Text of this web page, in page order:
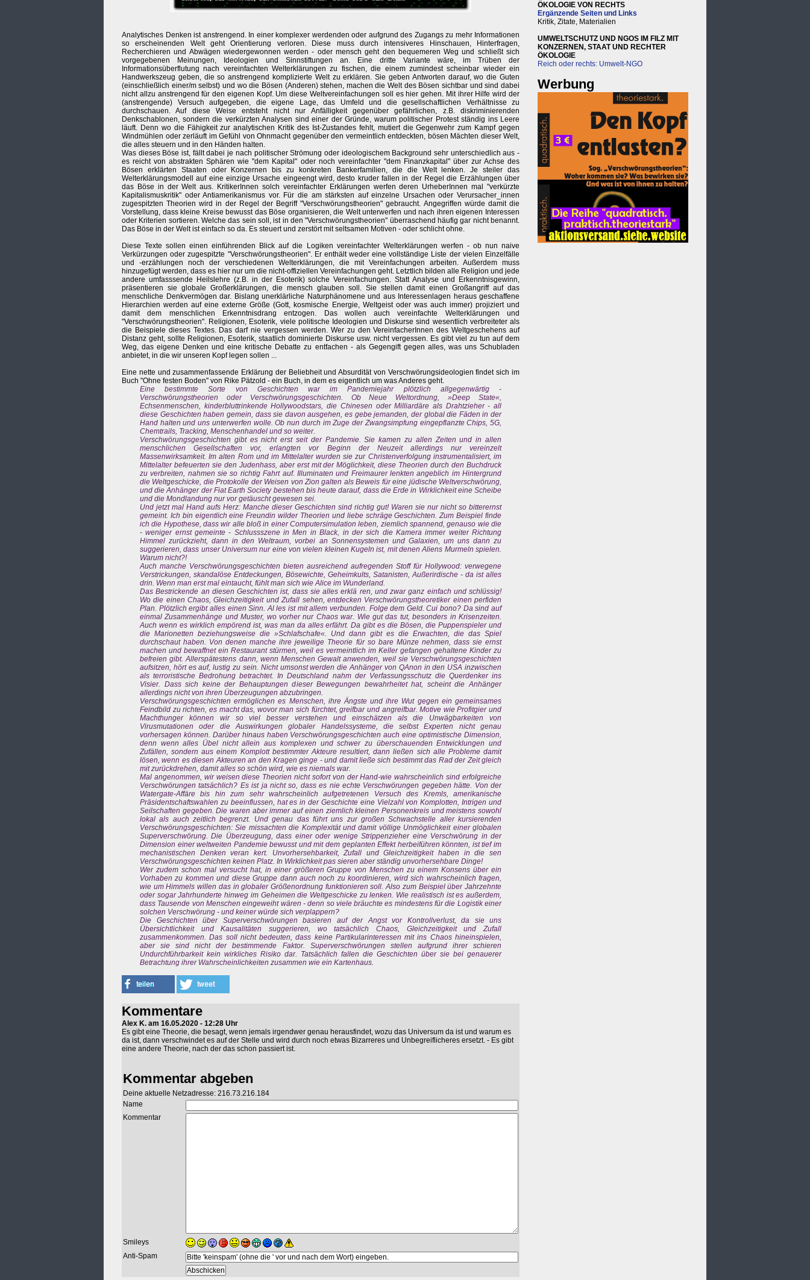
Analytisches Denken ist anstrengend. In einer komplexer werdenden oder aufgrund des Zugangs zu mehr Informationen
so erscheinenden Welt geht Orientierung verloren. Diese muss durch intensiveres Hinschauen, Hinterfragen,
Recherchieren und Abwägen wiedergewonnen werden - oder mensch geht den bequemeren Weg und schließt sich
vorgegebenen Meinungen, Ideologien und Sinnstiftungen an. Eine dritte Variante wäre, im Trüben der
Informationsüberflutung nach vereinfachten Welterklärungen zu fischen, die einem zumindest scheinbar wieder ein
Handwerkszeug geben, die so anstrengend komplizierte Welt zu erklären. Sie geben Antworten darauf, wo die Guten
(einschließlich einer/m selbst) und wo die Bösen (Anderen) stehen, machen die Welt des Bösen sichtbar und sind dabei
nicht allzu anstrengend für den eigenen Kopf. Um diese Weltvereinfachungen soll es hier gehen. Mit ihrer Hilfe wird der
(anstrengende) Versuch aufgegeben, die eigene Lage, das Umfeld und die gesellschaftlichen Verhältnisse zu
durchschauen. Auf diese Weise entsteht nicht nur Anfälligkeit gegenüber gefährlichen, z.B. diskriminierenden
Denkschablonen, sondern die verkürzten Analysen sind einer der Gründe, warum politischer Protest ständig ins Leere
läuft. Denn wo die Fähigkeit zur analytischen Kritik des Ist-Zustandes fehlt, mutiert die Gegenwehr zum Kampf gegen
Windmühlen oder zerläuft im Gefühl von Ohnmacht gegenüber den vermeintlich entdeckten, bösen Mächten dieser Welt,
die alles steuern und in den Händen halten.
Was dieses Böse ist, fällt dabei je nach politischer Strömung oder ideologischem Background sehr unterschiedlich aus -
es reicht von abstrakten Sphären wie "dem Kapital" oder noch vereinfachter "dem Finanzkapital" über zur Achse des
Bösen erklärten Staaten oder Konzernen bis zu konkreten Bankerfamilien, die die Welt lenken. Je steiler das
Welterklärungsmodell auf eine einzige Ursache eingeengt wird, desto kruder fallen in der Regel die Erzählungen über
das Böse in der Welt aus. KritikerInnen solch vereinfachter Erklärungen werfen deren UrheberInnen mal "verkürzte
Kapitalismuskritik" oder Antiamerikanismus vor. Für die am stärksten auf einzelne Ursachen oder Verursacher_innen
zugespitzten Theorien wird in der Regel der Begriff "Verschwörungstheorien" gebraucht. Angegriffen würde damit die
Vorstellung, dass kleine Kreise bewusst das Böse organisieren, die Welt unterwerfen und nach ihren eigenen Interessen
oder Kriterien sortieren. Welche das sein soll, ist in den "Verschwörungstheorien" überraschend häufig gar nicht benannt.
Das Böse in der Welt ist einfach so da. Es steuert und zerstört mit seltsamen Motiven - oder schlicht ohne.
Diese Texte sollen einen einführenden Blick auf die Logiken vereinfachter Welterklärungen werfen - ob nun naive
Verkürzungen oder zugespitzte "Verschwörungstheorien". Er enthält weder eine vollständige Liste der vielen Einzelfälle
und -erzählungen noch der verschiedenen Welterklärungen, die mit Vereinfachungen arbeiten. Außerdem muss
hinzugefügt werden, dass es hier nur um die nicht-offiziellen Vereinfachungen geht. Letztlich bilden alle Religion und jede
andere umfasssende Heilslehre (z.B. in der Esoterik) solche Vereinfachungen. Statt Analyse und Erkenntnisgewinn,
präsentieren sie globale Großerklärungen, die mensch glauben soll. Sie stellen damit einen Großangriff auf das
menschliche Denkvermögen dar. Bislang unerklärliche Naturphänomene und aus Interessenlagen heraus geschaffene
Hierarchien werden auf eine externe Größe (Gott, kosmische Energie, Weltgeist oder was auch immer) projiziert und
damit dem menschlichen Erkenntnisdrang entzogen. Das wollen auch vereinfachte Welterklärungen und
"Verschwörungstheorien". Religionen, Esoterik, viele politische Ideologien und Diskurse sind wesentlich verbreiteter als
die Beispiele dieses Textes. Das darf nie vergessen werden. Wer zu den VereinfacherInnen des Weltgeschehens auf
Distanz geht, sollte Religionen, Esoterik, staatlich dominierte Diskurse usw. nicht vergessen. Es gibt viel zu tun auf dem
Weg, das eigene Denken und eine kritische Debatte zu entfachen - als Gegengift gegen alles, was uns Schubladen
anbietet, in die wir unseren Kopf legen sollen ...
Eine nette und zusammenfassende Erklärung der Beliebheit und Absurdität von Verschwörungsideologien findet sich im
Buch "Ohne festen Boden" von Rike Pätzold - ein Buch, in dem es eigentlich um was Anderes geht.
Eine bestimmte Sorte von Geschichten war im Pandemiejahr plötzlich allgegenwärtig -
Verschwörungstheorien oder Verschwörungsgeschichten. Ob Neue Weltordnung, »Deep State«,
Echsenmenschen, kinderbluttrinkende Hollywoodstars, die Chinesen oder Milliardäre als Drahtzieher - all
diese Geschichten haben gemein, dass sie davon ausgehen, es gebe jemanden, der global die Fäden in der
Hand halten und uns unterwerfen wolle. Ob nun durch im Zuge der Zwangsimpfung eingepflanzte Chips, 5G,
Chemtrails, Tracking, Menschenhandel und so weiter.
Verschwörungsgeschichten gibt es nicht erst seit der Pandemie. Sie kamen zu allen Zeiten und in allen
menschlichen Gesellschaften vor, erlangten vor Beginn der Neuzeit allerdings nur vereinzelt
Massenwirksamkeit. Im alten Rom und im Mittelalter wurden sie zur Christenverfolgung instrumentalisiert, im
Mittelalter befeuerten sie den Judenhass, aber erst mit der Möglichkeit, diese Theorien durch den Buchdruck
zu verbreiten, nahmen sie so richtig Fahrt auf. Illuminaten und Freimaurer lenkten angeblich im Hintergrund
die Weltgeschicke, die Protokolle der Weisen von Zion galten als Beweis für eine jüdische Weltverschwörung,
und die Anhänger der Fiat Earth Society bestehen bis heute darauf, dass die Erde in Wirklichkeit eine Scheibe
und die Mondlandung nur vor getäuscht gewesen sei.
Und jetzt mal Hand aufs Herz: Manche dieser Geschichten sind richtig gut! Waren sie nur nicht so bitterernst
gemeint. Ich bin eigentlich eine Freundin wilder Theorien und liebe schräge Geschichten. Zum Beispiel finde
ich die Hypothese, dass wir alle bloß in einer Computersimulation leben, ziemlich spannend, genauso wie die
- weniger ernst gemeinte - Schlussszene in Men in Black, in der sich die Kamera immer weiter Richtung
Himmel zurückzieht, dann in den Weltraum, vorbei an Sonnensystemen und Galaxien, um uns dann zu
suggerieren, dass unser Universum nur eine von vielen kleinen Kugeln ist, mit denen Aliens Murmeln spielen.
Warum nicht?!
Auch manche Verschwörungsgeschichten bieten ausreichend aufregenden Stoff für Hollywood: verwegene
Verstrickungen, skandalöse Entdeckungen, Bösewichte, Geheimkults, Satanisten, Außerirdische - da ist alles
drin. Wenn man erst mal eintaucht, fühlt man sich wie Alice im Wunderland.
Das Bestrickende an diesen Geschichten ist, dass sie alles erklä ren, und zwar ganz einfach und schlüssig!
Wo die einen Chaos, Gleichzeitigkeit und Zufall sehen, entdecken Verschwörungstheoretiker einen perfiden
Plan. Plötzlich ergibt alles einen Sinn. Al les ist mit allem verbunden. Folge dem Geld. Cui bono? Da sind auf
einmal Zusammenhänge und Muster, wo vorher nur Chaos war. Wie gut das tut, besonders in Krisenzeiten.
Auch wenn es wirklich empörend ist, was man da alles erfährt. Da gibt es die Bösen, die Puppenspieler und
die Marionetten beziehungsweise die »Schlafschafe«. Und dann gibt es die Erwachten, die das Spiel
durchschaut haben. Von denen manche ihre jeweilige Theorie für so bare Münze nehmen, dass sie ernst
machen und bewaffnet ein Restaurant stürmen, weil es vermeintlich im Keller gefangen gehaltene Kinder zu
befreien gibt. Allerspätestens dann, wenn Menschen Gewalt anwenden, weil sie Verschwörungsgeschichten
aufsitzen, hört es auf, lustig zu sein. Nicht umsonst werden die Anhänger von QAnon in den USA inzwischen
als terroristische Bedrohung betrachtet. In Deutschland nahm der Verfassungsschutz die Querdenker ins
Visier. Dass sich keine der Behauptungen dieser Bewegungen bewahrheitet hat, scheint die Anhänger
allerdings nicht von ihren Überzeugungen abzubringen.
Verschwörungsgeschichten ermöglichen es Menschen, ihre Ängste und ihre Wut gegen ein gemeinsames
Feindbild zu richten, es macht das, wovor man sich fürchtet, greifbar und angreifbar. Motive wie Profitgier und
Machthunger können wir so viel besser verstehen und einschätzen als die Unwägbarkeiten von
Virusmutationen oder die Auswirkungen globaler Handelssysteme, die selbst Experten nicht genau
vorhersagen können. Darüber hinaus haben Verschwörungsgeschichten auch eine optimistische Dimension,
denn wenn alles Übel nicht allein aus komplexen und schwer zu überschauenden Entwicklungen und
Zufällen, sondern aus einem Komplott bestimmter Akteure resultiert, dann ließen sich alle Probleme damit
lösen, wenn es diesen Akteuren an den Kragen ginge - und damit ließe sich bestimmt das Rad der Zeit gleich
mit zurückdrehen, damit alles so schön wird, wie es niemals war.
Mal angenommen, wir weisen diese Theorien nicht sofort von der Hand-wie wahrscheinlich sind erfolgreiche
Verschwörungen tatsächlich? Es ist ja nicht so, dass es nie echte Verschwörungen gegeben hätte. Von der
Watergate-Affäre bis hin zum sehr wahrscheinlich aufgetretenen Versuch des Kremls, amerikanische
Präsidentschaftswahlen zu beeinflussen, hat es in der Geschichte eine Vielzahl von Komplotten, Intrigen und
Seilschaften gegeben. Die waren aber immer auf einen ziemlich kleinen Personenkreis und meistens sowohl
lokal als auch zeitlich begrenzt. Und genau das führt uns zur großen Schwachstelle aller kursierenden
Verschwörungsgeschichten: Sie missachten die Komplexität und damit völlige Unmöglichkeit einer globalen
Superverschwörung. Die Überzeugung, dass einer oder wenige Strippenzieher eine Verschwörung in der
Dimension einer weltweiten Pandemie bewusst und mit dem geplanten Effekt herbeiführen könnten, ist tief im
mechanistischen Denken veran kert. Unvorhersehbarkeit, Zufall und Gleichzeitigkeit haben in die sen
Verschwörungsgeschichten keinen Platz. In Wirklichkeit pas sieren aber ständig unvorhersehbare Dinge!
Wer zudem schon mal versucht hat, in einer größeren Gruppe von Menschen zu einem Konsens über ein
Vorhaben zu kommen und diese Gruppe dann auch noch zu koordinieren, wird sich wahrscheinlich fragen,
wie um Himmels willen das in globaler Größenordnung funktionieren soll. Also zum Beispiel über Jahrzehnte
oder sogar Jahrhunderte hinweg im Geheimen die Weltgeschicke zu lenken. Wie realistisch ist es außerdem,
dass Tausende von Menschen eingeweiht wären - denn so viele bräuchte es mindestens für die Logistik einer
solchen Verschwörung - und keiner würde sich verplappern?
Die Geschichten über Superverschwörungen basieren auf der Angst vor Kontrollverlust, da sie uns
Übersichtlichkeit und Kausalitäten suggerieren, wo tatsächlich Chaos, Gleichzeitigkeit und Zufall
zusammenkommen. Das soll nicht bedeuten, dass keine Partikularinteressen mit ins Chaos hineinspielen,
aber sie sind nicht der bestimmende Faktor. Superverschwörungen stellen aufgrund ihrer schieren
Undurchführbarkeit kein wirkliches Risiko dar. Tatsächlich fallen die Geschichten über sie bei genauerer
Betrachtung ihrer Wahrscheinlichkeiten zusammen wie ein Kartenhaus.
Kommentare
Alex K. am 16.05.2020 - 12:28 Uhr
Es gibt eine Theorie, die besagt, wenn jemals irgendwer genau herausfindet, wozu das Universum da ist und warum es
da ist, dann verschwindet es auf der Stelle und wird durch noch etwas Bizarreres und Unbegreiflicheres ersetzt. - Es gibt
eine andere Theorie, nach der das schon passiert ist.
Kommentar abgeben
Deine aktuelle Netzadresse: 216.73.216.184
Name
Kommentar
Smileys
Anti-Spam
ÖKOLOGIE VON RECHTS
Ergänzende Seiten und Links
Kritik, Zitate, Materialien
UMWELTSCHUTZ UND NGOS IM FILZ MIT
KONZERNEN, STAAT UND RECHTER
ÖKOLOGIE
Reich oder rechts: Umwelt-NGO
Werbung